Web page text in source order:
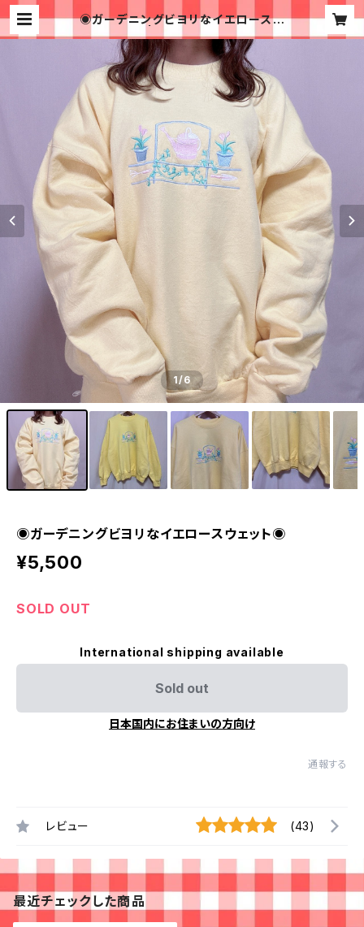
◉ガーデニングビヨリなイエロースウ
1/6
◉ガーデニングビヨリなイエロースウェット◉
¥5,500
SOLD OUT
International shipping available
Sold out
日本国内にお住まいの方向け
通報する
レビュー (43)
最近チェックした商品